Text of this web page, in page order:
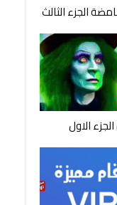
الجزء الثالث
الاول